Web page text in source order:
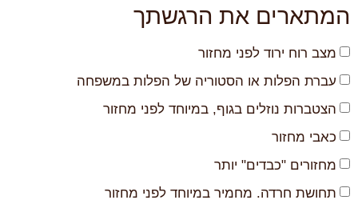
המתארים את הרגשתך
מצב רוח ירוד לפני מחזור
עברת הפלות או הסטוריה של הפלות במשפחה
הצטברות נוזלים בגוף, במיוחד לפני מחזור
כאבי מחזור
מחזורים "כבדים" יותר
תחושת חרדה. מחמיר במיוחד לפני מחזור